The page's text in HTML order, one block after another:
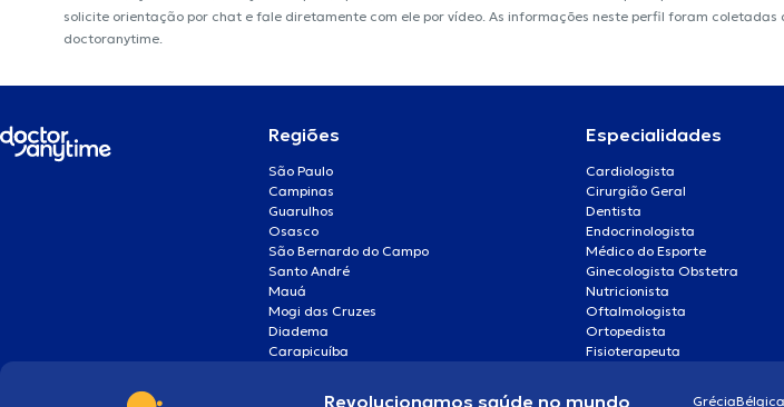
solicite orientação por chat e fale diretamente com ele por vídeo. As informações neste perfil foram
doctoranytime.
Regiões
São Paulo
Campinas
Guarulhos
Osasco
São Bernardo do Campo
Santo André
Mauá
Mogi das Cruzes
Diadema
Carapicuíba
Especialidades
Cardiologista
Cirurgião Geral
Dentista
Endocrinologista
Médico do Esporte
Ginecologista Obstetra
Nutricionista
Oftalmologista
Ortopedista
Fisioterapeuta
Revolucionamos saúde no mundo GréciaBélgica